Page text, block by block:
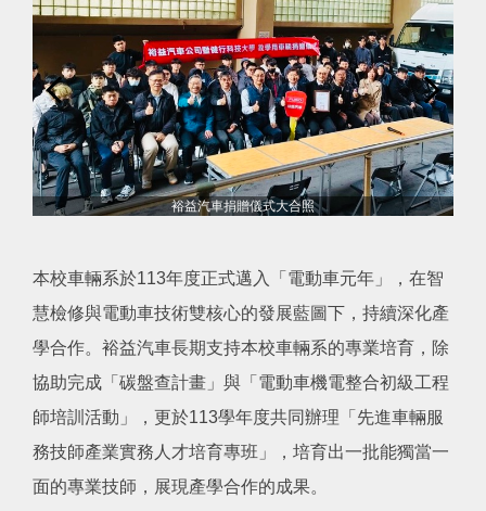
裕益汽車捐贈儀式大合照
本校車輛系於113年度正式邁入「電動車元年」，在智
慧檢修與電動車技術雙核心的發展藍圖下，持續深化產
學合作。裕益汽車長期支持本校車輛系的專業培育，除
協助完成「碳盤查計畫」與「電動車機電整合初級工程
師培訓活動」，更於113學年度共同辦理「先進車輛服
務技師產業實務人才培育專班」，培育出一批能獨當一
面的專業技師，展現產學合作的成果。